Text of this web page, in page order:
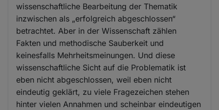
wissenschaftliche Bearbeitung der Thematik
inzwischen als „erfolgreich abgeschlossen“
betrachtet. Aber in der Wissenschaft zählen
Fakten und methodische Sauberkeit und
keinesfalls Mehrheitsmeinungen. Und diese
wissenschaftliche Sicht auf die Problematik ist
eben nicht abgeschlossen, weil eben nicht
eindeutig geklärt, zu viele Fragezeichen stehen
hinter vielen Annahmen und scheinbar eindeutigen